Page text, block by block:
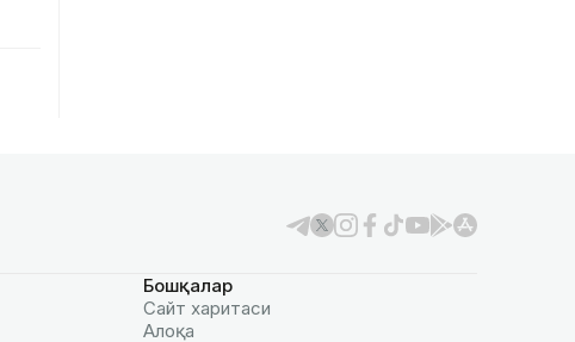
Бошқалар
Сайт харитаси
Алоқа